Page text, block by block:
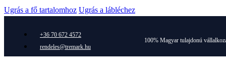
Ugrás a fő tartalomhoz Ugrás a lábléchez
+36 70 672 4572
rendeles@tremark.hu
100% Magyar tulajdonú